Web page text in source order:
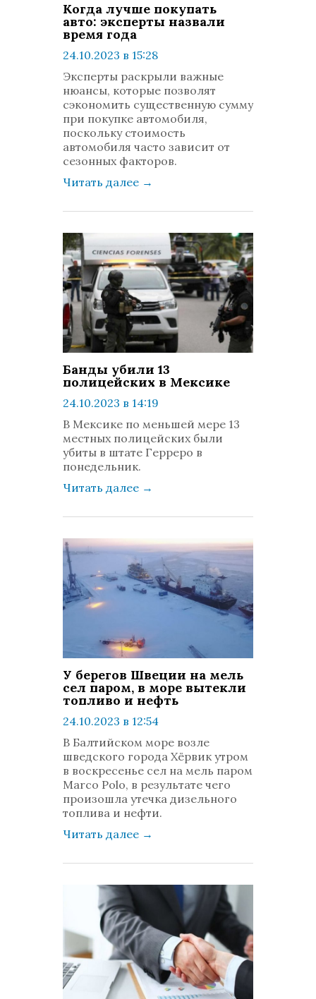
Когда лучше покупать
авто: эксперты назвали
время года
24.10.2023 в 15:28
комментариев: 0
Эксперты раскрыли важные
нюансы, которые позволят
сэкономить существенную сумму
при покупке автомобиля,
поскольку стоимость
автомобиля часто зависит от
сезонных факторов.
Читать далее →
Банды убили 13
полицейских в Мексике
24.10.2023 в 14:19
просмотров: 401
комментариев: 0
В Мексике по меньшей мере 13
местных полицейских были
убиты в штате Герреро в
понедельник.
Читать далее →
У берегов Швеции на мель
сел паром, в море вытекли
топливо и нефть
24.10.2023 в 12:54
просмотров: 384
комментариев: 0
В Балтийском море возле
шведского города Хёрвик утром
в воскресенье сел на мель паром
Marco Polo, в результате чего
произошла утечка дизельного
топлива и нефти.
Читать далее →